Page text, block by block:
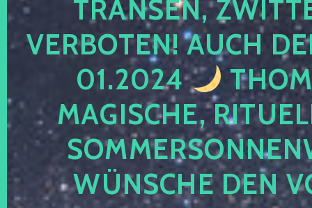
TRANSEN,
VERBOTEN! AUCH
01.2024
MAGISCHE,
WÜNSCHE DEN